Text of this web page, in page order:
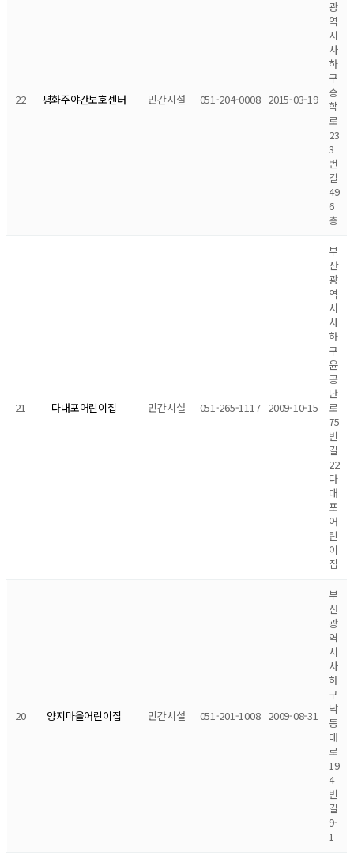
22 평화주야간보호센터 민간시설 051-204-0008 2015-03-19
광
역
시
사
하
구
승
학
로
23
3
번
길
49
6
층
21 다대포어린이집 민간시설 051-265-1117 2009-10-15
부
산
광
역
시
사
하
구
윤
공
단
로
75
번
길
22
다
대
포
어
린
이
집
20 양지마을어린이집 민간시설 051-201-1008 2009-08-31
부
산
광
역
시
사
하
구
낙
동
대
로
19
4
번
길
9-
1